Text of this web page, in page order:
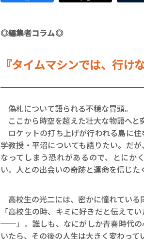
◎編集者コラム◎
『タイムマシンでは、行け
偽札について語られる不穏な冒頭。
ここから時空を超えた壮大な物語へと
ロケットの打ち上げが行われる島に
学教授・平沼についても語りたい。だ
なってしまう恐れがあるので、とにか
い。人との出会いの奇跡と運命を信じた
高校生の光二には、密かに憧れている
「高校生の時、キミに好きだと伝えて
──」。誰しも、なにがしか青春時代の
いたら、その後の人生は大きく変わって